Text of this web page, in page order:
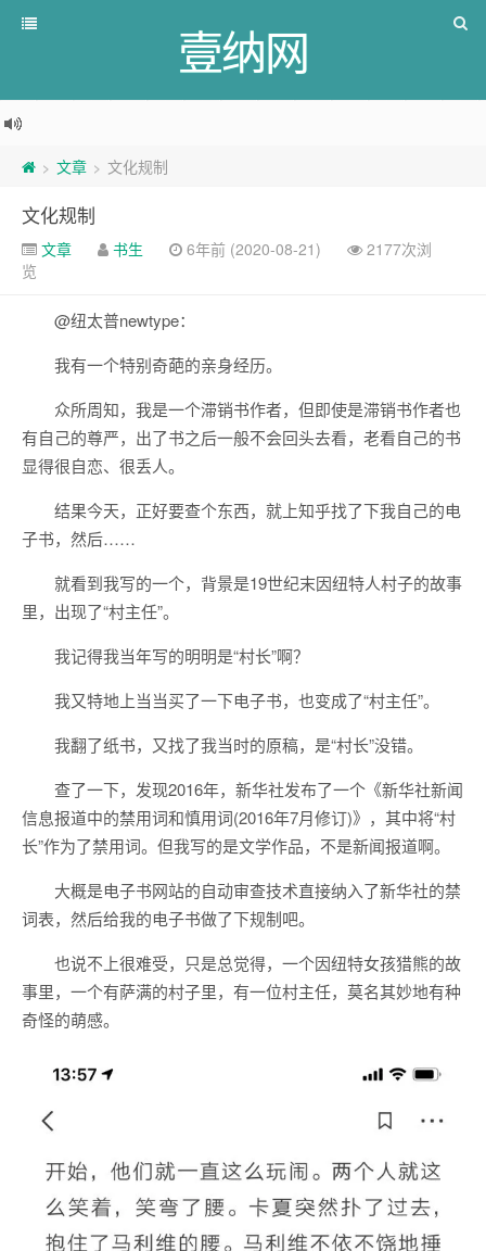
壹纳网
> 文章 > 文化规制
文化规制
文章 书生 6年前 (2020-08-21)
2177次浏
览
@纽太普newtype：
我有一个特别奇葩的亲身经历。
众所周知，我是一个滞销书作者，但即使是滞销书作者也
有自己的尊严，出了书之后一般不会回头去看，老看自己的书
显得很自恋、很丢人。
结果今天，正好要查个东西，就上知乎找了下我自己的电
子书，然后……
就看到我写的一个，背景是19世纪末因纽特人村子的故事
里，出现了“村主任”。
我记得我当年写的明明是“村长”啊？
我又特地上当当买了一下电子书，也变成了“村主任”。
我翻了纸书，又找了我当时的原稿，是“村长”没错。
查了一下，发现2016年，新华社发布了一个《新华社新闻
信息报道中的禁用词和慎用词(2016年7月修订)》，其中将“村
长”作为了禁用词。但我写的是文学作品，不是新闻报道啊。
大概是电子书网站的自动审查技术直接纳入了新华社的禁
词表，然后给我的电子书做了下规制吧。
也说不上很难受，只是总觉得，一个因纽特女孩猎熊的故
事里，一个有萨满的村子里，有一位村主任，莫名其妙地有种
奇怪的萌感。